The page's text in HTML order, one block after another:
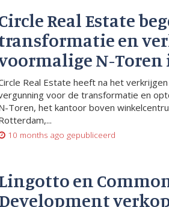
Real Estate
en
N-
Real Estate heeft na het
voor de transformatie en
Toren, het kantoor boven
10 months ago gepubliceerd
en